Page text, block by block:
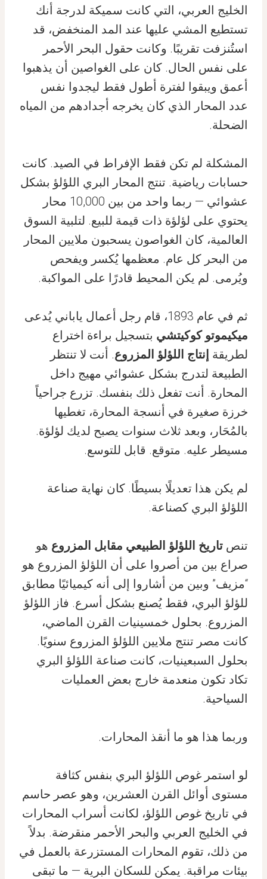
الخليج العربي، التي كانت سميكة لدرجة أنك
تستطيع المشي عليها عند المد المنخفض، قد
استُنزفت تقريبًا. وكانت حقول البحر الأحمر
على نفس الحال. كان على الغواصين أن يذهبوا
أعمق ويبقوا لفترة أطول فقط ليجدوا نفس
عدد المحار الذي كان يخرجه أجدادهم من المياه
الضحلة.
المشكلة لم تكن فقط الإفراط في الصيد. كانت
حسابات رياضية. تنتج المحار البري اللؤلؤ بشكل
عشوائي — ربما واحد من بين 10,000 محار
يحتوي على لؤلؤة ذات قيمة للبيع. لتلبية السوق
العالمية، كان الغواصون يسحبون ملايين المحار
من البحر كل عام. معظمها يُكسر ويفحص
ويُرمى. لم يكن المحيط قادرًا على المواكبة.
ثم في عام 1893، قام رجل أعمال ياباني يُدعى
ميكيموتو كوكيتشي بتسجيل براءة اختراع
لطريقة إنتاج اللؤلؤ المزروع. أنت لا تنتظر
الطبيعة لتدرج بشكل عشوائي مهيج داخل
المحارة. أنت تفعل ذلك بنفسك. تزرع جراحياً
خرزة صغيرة في أنسجة المحارة، تغطيها
بالمُحَار، وبعد ثلاث سنوات يصبح لديك لؤلؤة.
مسيطر عليه. متوقع. قابل للتوسع.
لم يكن هذا تعديلًا بسيطًا. كان نهاية صناعة
اللؤلؤ البري كصناعة.
تنص تاريخ اللؤلؤ الطبيعي مقابل المزروع هو
صراع بين من أصروا على أن اللؤلؤ المزروع هو
“مزيف” وبين من أشاروا إلى أنه كيميائيًا مطابق
للؤلؤ البري، فقط يُصنع بشكل أسرع. فاز اللؤلؤ
المزروع. بحلول خمسينيات القرن الماضي،
كانت مصر تنتج ملايين اللؤلؤ المزروع سنويًا.
بحلول السبعينيات، كانت صناعة اللؤلؤ البري
تكاد تكون منعدمة خارج بعض العمليات
السياحية.
وربما هذا هو ما أنقذ المحارات.
لو استمر غوص اللؤلؤ البري بنفس كثافة
مستوى أوائل القرن العشرين، وهو عصر حاسم
في تاريخ غوص اللؤلؤ، لكانت أسراب المحارات
في الخليج العربي والبحر الأحمر منقرضة. بدلاً
من ذلك، تقوم المحارات المستزرعة بالعمل في
بيئات مراقبة. يمكن للسكان البرية — ما تبقى